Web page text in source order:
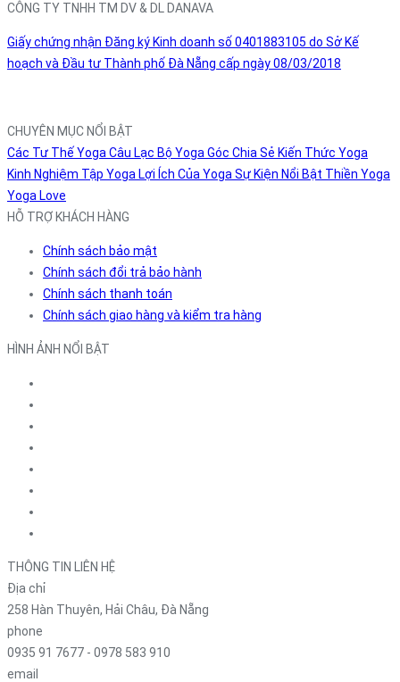
CÔNG TY TNHH TM DV & DL DANAVA
Giấy chứng nhận Đăng ký Kinh doanh số 0401883105 do Sở Kế
hoạch và Đầu tư Thành phố Đà Nẵng cấp ngày 08/03/2018
CHUYÊN MỤC NỔI BẬT
Các Tư Thế Yoga Câu Lạc Bộ Yoga Góc Chia Sẻ Kiến Thức Yoga
Kinh Nghiệm Tập Yoga Lợi Ích Của Yoga Sự Kiện Nổi Bật Thiền Yoga
Yoga Love
HỖ TRỢ KHÁCH HÀNG
Chính sách bảo mật
Chính sách đổi trả bảo hành
Chính sách thanh toán
Chính sách giao hàng và kiểm tra hàng
HÌNH ẢNH NỔI BẬT
THÔNG TIN LIÊN HỆ
Địa chỉ
258 Hàn Thuyên, Hải Châu, Đà Nẵng
phone
0935 91 7677 - 0978 583 910
email